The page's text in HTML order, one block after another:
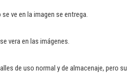
ve en la imagen se entrega.
vera en las imágenes.
de uso normal y de almacenaje, pero su